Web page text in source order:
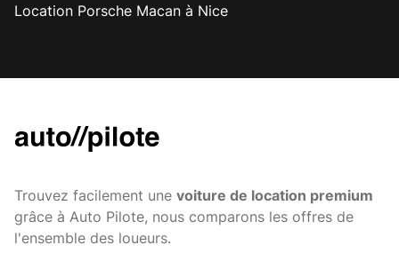
Location Porsche Macan à Nice
Trouvez facilement une voiture de location premium
grâce à Auto Pilote, nous comparons les offres de
l'ensemble des loueurs.